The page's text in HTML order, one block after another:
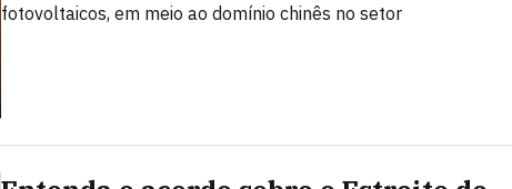
fotovoltaicos, em meio ao domínio chinês no setor